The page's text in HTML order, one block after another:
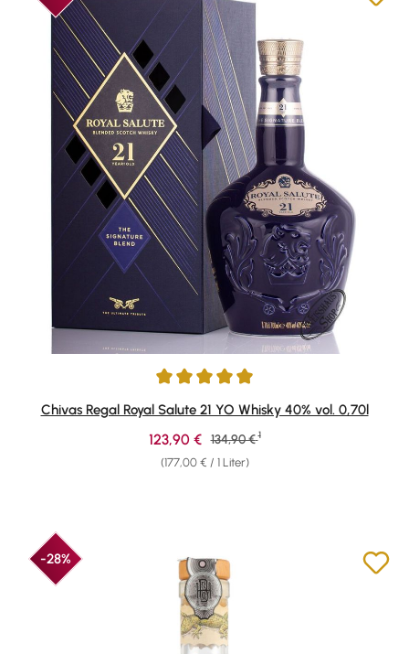
Durchschnittliche Bewertung von 4.91 von 5 Sternen
Chivas Regal Royal Salute 21 YO Whisky 40% vol. 0,70l
(177,00 € / 1 Liter)
Verkaufspreis:
123,90 € Regulärer Preis:
134,90 € 1
-28%